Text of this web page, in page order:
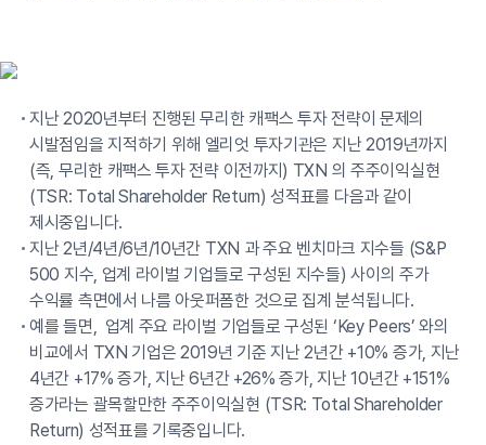
지난 2020년부터 진행된 무리한 캐팩스 투자 전략이 문제의
시발점임을 지적하기 위해 엘리엇 투자기관은 지난 2019년까지
(즉, 무리한 캐팩스 투자 전략 이전까지) TXN 의 주주이익실현
(TSR: Total Shareholder Return) 성적표를 다음과 같이
제시중입니다.
지난 2년/4년/6년/10년간 TXN 과 주요 벤치마크 지수들 (S&P
500 지수, 업계 라이벌 기업들로 구성된 지수들) 사이의 주가
수익률 측면에서 나름 아웃퍼폼한 것으로 집계 분석됩니다.
예를 들면, 업계 주요 라이벌 기업들로 구성된 ‘Key Peers’ 와의
비교에서 TXN 기업은 2019년 기준 지난 2년간 +10% 증가, 지난
4년간 +17% 증가, 지난 6년간 +26% 증가, 지난 10년간 +151%
증가라는 괄목할만한 주주이익실현 (TSR: Total Shareholder
Return) 성적표를 기록중입니다.